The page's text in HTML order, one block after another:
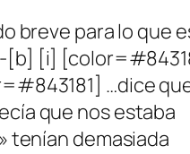
breve para lo que
[b] [i]
…dice
que nos estaba
tenían demasiada